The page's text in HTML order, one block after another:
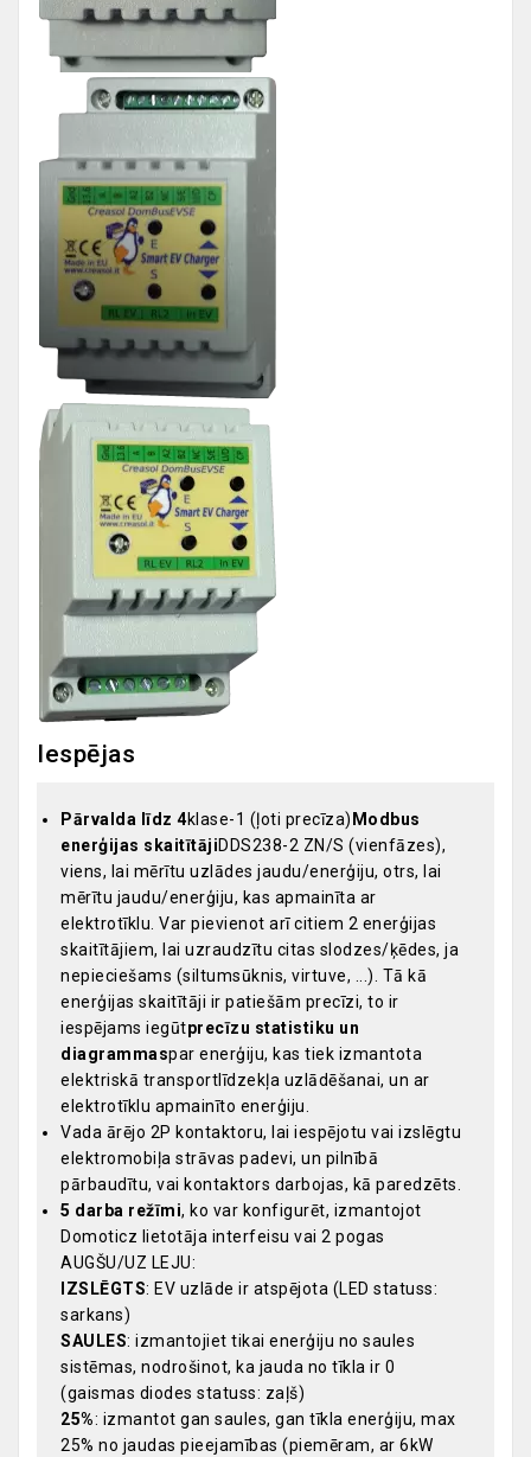
Iespējas
Pārvalda līdz 4klase-1 (ļoti precīza) Modbus
enerģijas skaitītājiDDS238-2 ZN/S (vienfāzes),
viens, lai mērītu uzlādes jaudu/enerģiju, otrs, lai
mērītu jaudu/enerģiju, kas apmainīta ar
elektrotīklu. Var pievienot arī citiem 2 enerģijas
skaitītājiem, lai uzraudzītu citas slodzes/ķēdes, ja
nepieciešams (siltumsūknis, virtuve, ...). Tā kā
enerģijas skaitītāji ir patiešām precīzi, to ir
iespējams iegūtprecīzu statistiku un
diagrammaspar enerģiju, kas tiek izmantota
elektriskā transportlīdzekļa uzlādēšanai, un ar
elektrotīklu apmainīto enerģiju.
Vada ārējo 2P kontaktoru, lai iespējotu vai izslēgtu
elektromobiļa strāvas padevi, un pilnībā
pārbaudītu, vai kontaktors darbojas, kā paredzēts.
5 darba režīmi, ko var konfigurēt, izmantojot
Domoticz lietotāja interfeisu vai 2 pogas
AUGŠU/UZ LEJU:
IZSLĒGTS: EV uzlāde ir atspējota (LED statuss:
sarkans)
SAULES: izmantojiet tikai enerģiju no saules
sistēmas, nodrošinot, ka jauda no tīkla ir 0
(gaismas diodes statuss: zaļš)
25%: izmantot gan saules, gan tīkla enerģiju, max
25% no jaudas pieejamības (piemēram, ar 6kW